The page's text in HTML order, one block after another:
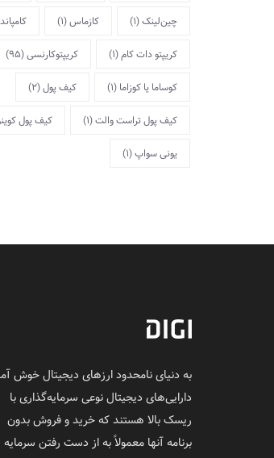
چین‌لینک(1) کازماس(1) کامپاند
کریپتو دات کام(1) کریپتوکارنسی(95)
کوساما یا کوزاما (1) کیف پول(2)
کیف پول تراست والت(1) کیف پول
یونی سواپ(1)
به دنیای نامحدود ارزهای دیجیتال خوش
دارایی‌های دیجیتال نوعی سرمایه‌گذاری با
ریسک بالا هستند که خرید و فروش بدون
برنامه آنها معمولاً به از دست رفتن سرمایه